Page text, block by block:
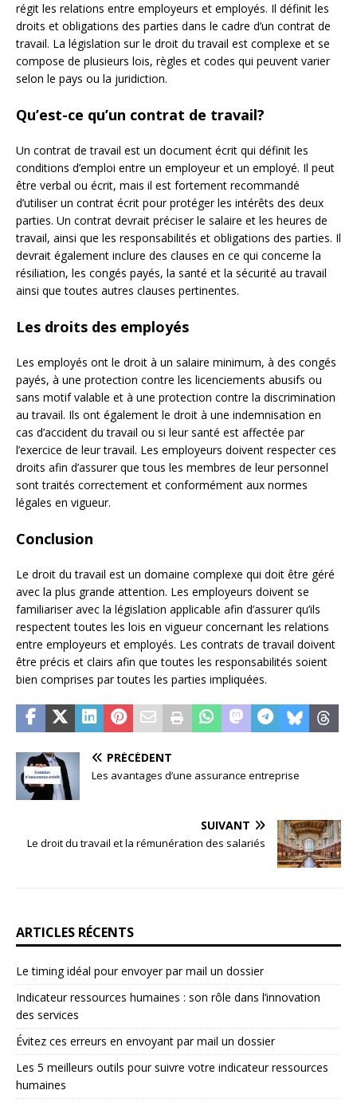
régit les relations entre employeurs et employés. Il définit les
droits et obligations des parties dans le cadre d’un contrat de
travail. La législation sur le droit du travail est complexe et se
compose de plusieurs lois, règles et codes qui peuvent varier
selon le pays ou la juridiction.
Qu’est-ce qu’un contrat de travail?
Un contrat de travail est un document écrit qui définit les
conditions d’emploi entre un employeur et un employé. Il peut
être verbal ou écrit, mais il est fortement recommandé
d’utiliser un contrat écrit pour protéger les intérêts des deux
parties. Un contrat devrait préciser le salaire et les heures de
travail, ainsi que les responsabilités et obligations des parties. Il
devrait également inclure des clauses en ce qui concerne la
résiliation, les congés payés, la santé et la sécurité au travail
ainsi que toutes autres clauses pertinentes.
Les droits des employés
Les employés ont le droit à un salaire minimum, à des congés
payés, à une protection contre les licenciements abusifs ou
sans motif valable et à une protection contre la discrimination
au travail. Ils ont également le droit à une indemnisation en
cas d’accident du travail ou si leur santé est affectée par
l’exercice de leur travail. Les employeurs doivent respecter ces
droits afin d’assurer que tous les membres de leur personnel
sont traités correctement et conformément aux normes
légales en vigueur.
Conclusion
Le droit du travail est un domaine complexe qui doit être géré
avec la plus grande attention. Les employeurs doivent se
familiariser avec la législation applicable afin d’assurer qu’ils
respectent toutes les lois en vigueur concernant les relations
entre employeurs et employés. Les contrats de travail doivent
être précis et clairs afin que toutes les responsabilités soient
bien comprises par toutes les parties impliquées.
PRÉCÉDENT
Les avantages d’une assurance entreprise
SUIVANT
Le droit du travail et la rémunération des salariés
ARTICLES RÉCENTS
Le timing idéal pour envoyer par mail un dossier
Indicateur ressources humaines : son rôle dans l’innovation
des services
Évitez ces erreurs en envoyant par mail un dossier
Les 5 meilleurs outils pour suivre votre indicateur ressources
humaines